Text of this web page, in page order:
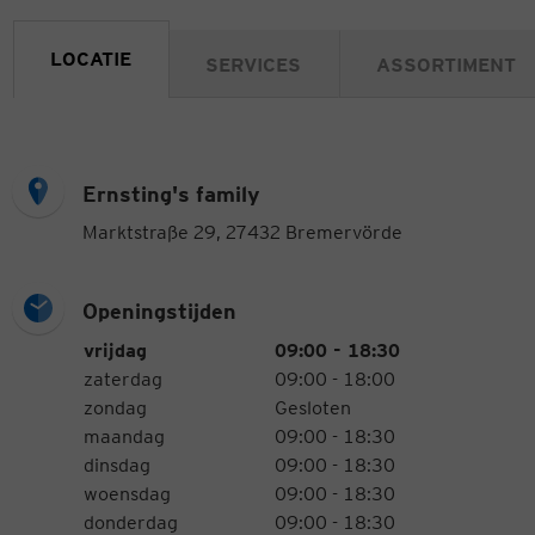
LOCATIE SERVICES ASSORTIMENT
Ernsting's family
Marktstraße 29, 27432 Bremervörde
Openingstijden
Openingstijden
Weekdag
vrijdag
09:00 - 18:30
zaterdag
09:00 - 18:00
zondag
Gesloten
maandag
09:00 - 18:30
dinsdag
09:00 - 18:30
woensdag
09:00 - 18:30
donderdag
09:00 - 18:30